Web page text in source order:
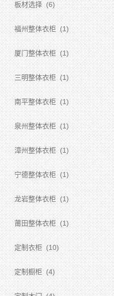
板材选择 (6)
福州整体衣柜 (1)
厦门整体衣柜 (1)
三明整体衣柜 (1)
南平整体衣柜 (1)
泉州整体衣柜 (1)
漳州整体衣柜 (1)
宁德整体衣柜 (1)
龙岩整体衣柜 (1)
莆田整体衣柜 (1)
定制衣柜 (10)
定制橱柜 (4)